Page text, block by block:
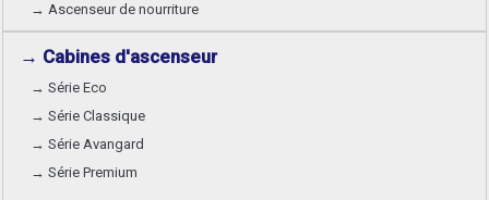
→ Ascenseur de nourriture
→ Cabines d'ascenseur
→ Série Eco
→ Série Classique
→ Série Avangard
→ Série Premium